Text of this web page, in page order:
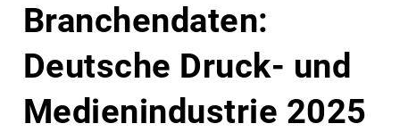
Branchendaten:
Deutsche Druck- und
Medienindustrie 2025